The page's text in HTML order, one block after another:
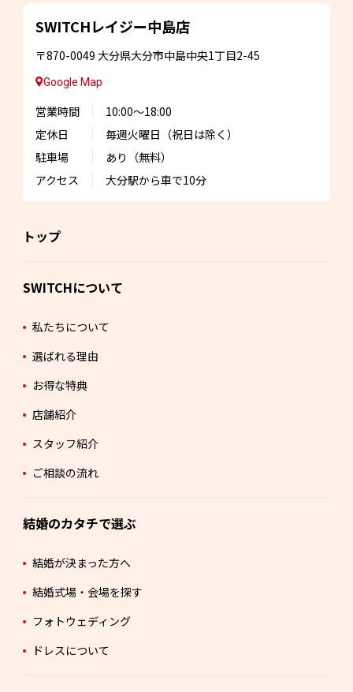
SWITCHレイジー中島店
〒870-0049 大分県大分市中島中央1丁目2-45
Google Map
営業時間
10:00～18:00
定休日
毎週火曜日 （祝日は除く）
駐車場
あり（無料）
アクセス
大分駅から車で10分
トップ
SWITCHについて
私たちについて
選ばれる理由
お得な特典
店舗紹介
スタッフ紹介
ご相談の流れ
結婚のカタチで選ぶ
結婚が決まった方へ
結婚式場・会場を探す
フォトウェディング
ドレスについて